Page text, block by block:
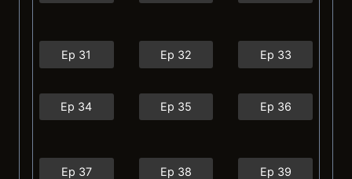
Ep 31 Ep 32 Ep 33
Ep 34 Ep 35 Ep 36
Ep 37 Ep 38 Ep 39